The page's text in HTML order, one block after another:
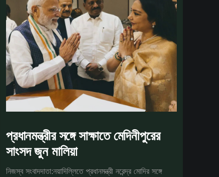
প্রধানমন্ত্রীর সঙ্গে সাক্ষাতে মেদিনীপুরের
সাংসদ জুন মালিয়া
নিজস্ব সংবাদদাতা:নয়াদিল্লিতে প্রধানমন্ত্রী নরেন্দ্র মোদির সঙ্গে